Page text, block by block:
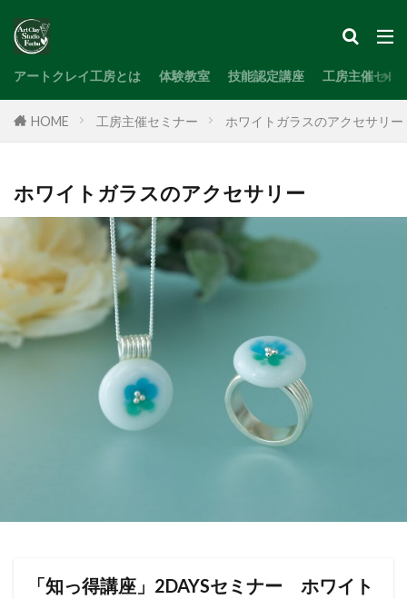
アートクレイ工房とは 体験教室 技能認定講座 工房主催セミ
HOME 工房主催セミナー ホワイトガラスのアクセサリー
ホワイトガラスのアクセサリー
「知っ得講座」2DAYSセミナー ホワイト